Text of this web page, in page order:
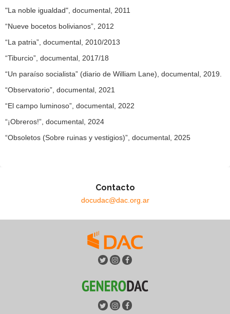
"La noble igualdad", documental, 2011
“Nueve bocetos bolivianos”, 2012
“La patria”, documental, 2010/2013
“Tiburcio”, documental, 2017/18
“Un paraíso socialista” (diario de William Lane), documental, 2019.
“Observatorio”, documental, 2021
“El campo luminoso”, documental, 2022
“¡Obreros!”, documental, 2024
“Obsoletos (Sobre ruinas y vestigios)”, documental, 2025
Contacto
docudac@dac.org.ar